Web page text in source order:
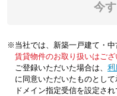
今
※当社では、新築一戸建て・中
賃貸物件のお取り扱いはござ
ご登録いただいた場合は、「
利
に同意いただいたものとして
ドメイン指定受信を設定さ